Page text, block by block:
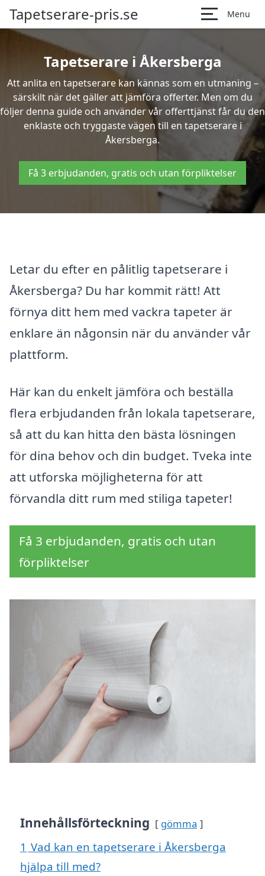
Tapetserare-pris.se Menu
Tapetserare i Åkersberga
Att anlita en tapetserare kan kännas som en utmaning –
särskilt när det gäller att jämföra offerter. Men om du
följer denna guide och använder vår offerttjänst får du den
enklaste och tryggaste vägen till en tapetserare i
Åkersberga.
Få 3 erbjudanden, gratis och utan förpliktelser
Letar du efter en pålitlig tapetserare i
Åkersberga? Du har kommit rätt! Att
förnya ditt hem med vackra tapeter är
enklare än någonsin när du använder vår
plattform.
Här kan du enkelt jämföra och beställa
flera erbjudanden från lokala tapetserare,
så att du kan hitta den bästa lösningen
för dina behov och din budget. Tveka inte
att utforska möjligheterna för att
förvandla ditt rum med stiliga tapeter!
Få 3 erbjudanden, gratis och utan
förpliktelser
Innehållsförteckning gömma
1 Vad kan en tapetserare i Åkersberga
hjälpa till med?